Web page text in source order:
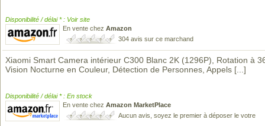
Disponibilité / délai * : Voir site
En vente chez Amazon
304 avis sur ce marchand
Xiaomi Smart Camera intérieur C300 Blanc 2K (1296P), Rotation à
Vision Nocturne en Couleur, Détection de Personnes, Appels [...]
Disponibilité / délai * : En stock
En vente chez Amazon MarketPlace
Aucun avis, soyez le premier à déposer le votre